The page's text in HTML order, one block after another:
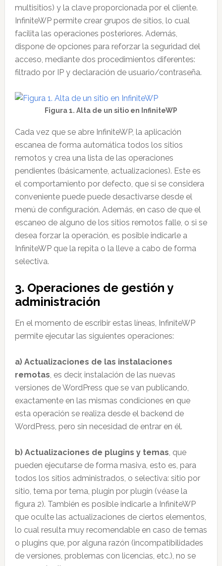
multisitios) y la clave proporcionada por el cliente.
InfiniteWP permite crear grupos de sitios, lo cual
facilita las operaciones posteriores. Además,
dispone de opciones para reforzar la seguridad del
acceso, mediante dos procedimientos diferentes:
filtrado por IP y declaración de usuario/contraseña.
Figura 1. Alta de un sitio en InfiniteWP
Cada vez que se abre InfiniteWP, la aplicación
escanea de forma automática todos los sitios
remotos y crea una lista de las operaciones
pendientes (básicamente, actualizaciones). Este es
el comportamiento por defecto, que si se considera
conveniente puede puede desactivarse desde el
menú de configuración. Además, en caso de que el
escaneo de alguno de los sitios remotos falle, o si se
desea forzar la operación, es posible indicarle a
InfiniteWP que la repita o la lleve a cabo de forma
selectiva.
3. Operaciones de gestión y
administración
En el momento de escribir estas líneas, InfiniteWP
permite ejecutar las siguientes operaciones:
a) Actualizaciones de las instalaciones
remotas, es decir, instalación de las nuevas
versiones de WordPress que se van publicando,
exactamente en las mismas condiciones en que
esta operación se realiza desde el backend de
WordPress, pero sin necesidad de entrar en él.
b) Actualizaciones de plugins y temas, que
pueden ejecutarse de forma masiva, esto es, para
todos los sitios administrados, o selectiva: sitio por
sitio, tema por tema, plugin por plugin (véase la
figura 2). También es posible indicarle a InfiniteWP
que oculte las actualizaciones de ciertos elementos,
lo cual resulta muy recomendable en caso de temas
o plugins que, por alguna razón (incompatibilidades
de versiones, problemas con licencias, etc.), no se